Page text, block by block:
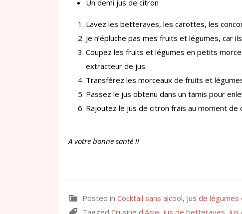
Un demi jus de citron
Lavez les betteraves, les carottes, les
Je n’épluche pas mes fruits et légumes, car
Coupez les fruits et légumes en petits
extracteur de jus.
Transférez les morceaux de fruits et
Passez le jus obtenu dans un tamis pour
Rajoutez le jus de citron frais au moment de
A votre bonne santé !!
Posted in Cocktail sans alcool, Jus de